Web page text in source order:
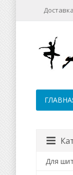
Доставка
Для